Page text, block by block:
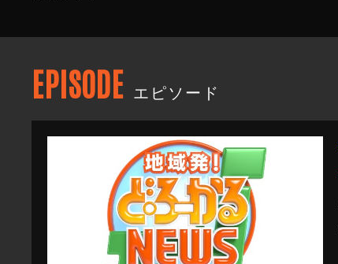
EPISODE エピソード